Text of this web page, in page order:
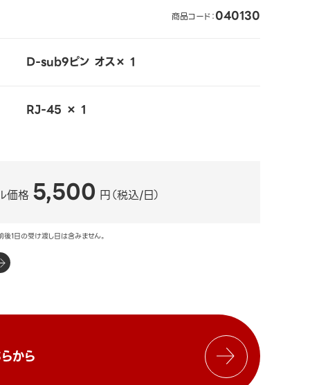
商品コード：040130
D-sub9ピン オス× 1
RJ-45 × 1
価格 5,500 円（税込/日）
1日の受け渡し日は含みません。
から